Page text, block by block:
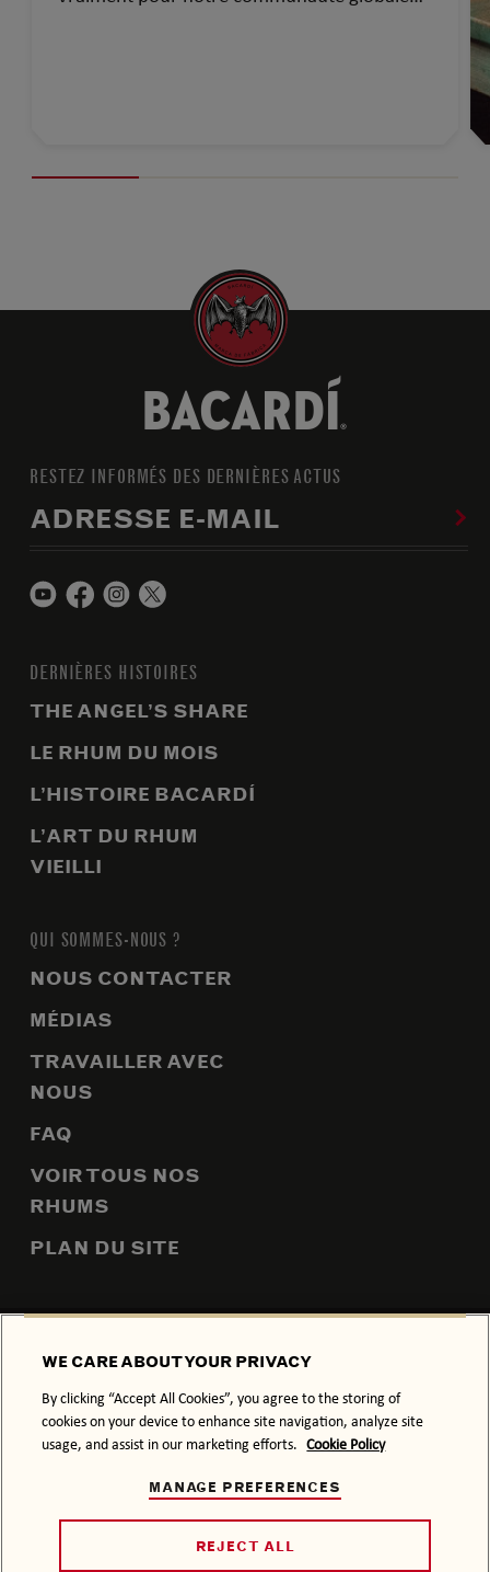
RESTEZ INFORMÉS DES DERNIÈRES ACTUS
ADRESSE E-MAIL
DERNIÈRES HISTOIRES
THE ANGEL’S SHARE
LE RHUM DU MOIS
L’HISTOIRE BACARDÍ
L’ART DU RHUM
VIEILLI
QUI SOMMES-NOUS ?
NOUS CONTACTER
MÉDIAS
TRAVAILLER AVEC
NOUS
FAQ
VOIR TOUS NOS
RHUMS
PLAN DU SITE
CONDITIONS GÉNÉRALES
NOTRE SAVOIR-FAIRE SE DÉGUSTE AVEC SAGESSE.
© 2026 BACARDÍ, SON HABILLAGE COMMERCIAL ET LE
LOGO CHAUVE-SOURIS SONT DES MARQUES DE
WE CARE ABOUT YOUR PRIVACY
By clicking “Accept All Cookies”, you agree to the storing of
cookies on your device to enhance site navigation, analyze site
usage, and assist in our marketing efforts. Cookie Policy
MANAGE PREFERENCES
REJECT ALL